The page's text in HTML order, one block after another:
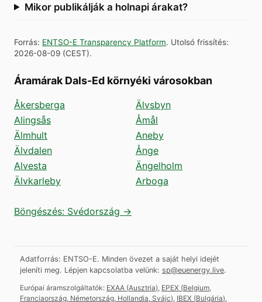
Mikor publikálják a holnapi árakat?
Forrás: ENTSO-E Transparency Platform. Utolsó frissítés:
2026-08-09 (CEST).
Áramárak Dals-Ed környéki városokban
Åkersberga
Alingsås
Älmhult
Älvdalen
Alvesta
Älvkarleby
Älvsbyn
Åmål
Aneby
Ånge
Ängelholm
Arboga
Böngészés: Svédország →
Adatforrás: ENTSO-E. Minden övezet a saját helyi idejét
jeleníti meg. Lépjen kapcsolatba velünk: sp@euenergy.live.
Európai áramszolgáltatók: EXAA (Ausztria) EPEX (Belgium,
Franciaország, Németország, Hollandia, Svájc) IBEX (Bulgária)